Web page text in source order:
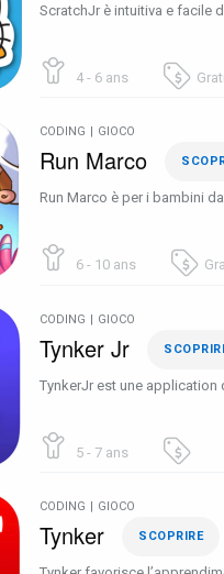
ScratchJr è intuitiva e facile
4 - 6 ans
CODING GIOCO
Run Marco
Run Marco è per i bambini
6 - 10 ans
CODING | GIOCO
Tynker Jr
TynkerJr est une
5 - 7 ans
CODING | GIOCO
Tynker SCOPRIRE